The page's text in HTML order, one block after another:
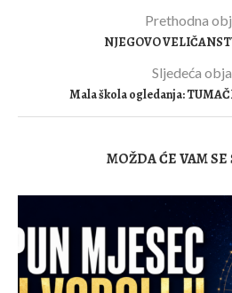
Prethodna
NJEGOVO
Sljedeća
Mala škola ogledanja:
MOŽDA ĆE VAM